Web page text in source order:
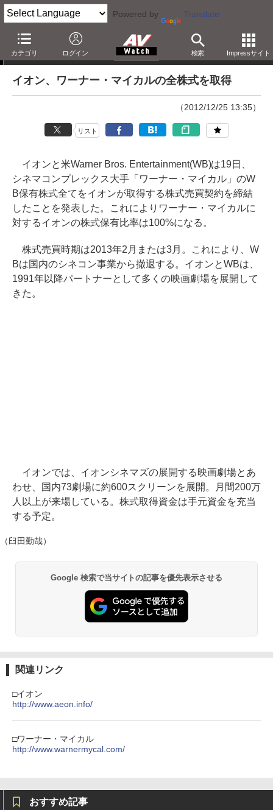
Powered by Translate
カテゴリ ログイン 検索 Impressサイト
ニュース
イオン、ワーナー・マイカルの全株式を取得
（2012/12/25 13:35）
リスト
イオンと米Warner Bros. Entertainment(WB)は19日、
シネマコンプレックス大手「ワーナー・マイカル」のW
B保有株式全てをイオンが取得する株式売買契約を締結
したことを発表した。これによりワーナー・マイカルに
対するイオンの株式保有比率は100%になる。
株式売買時期は2013年2月または3月。これにより、W
Bは国内のシネコン事業から撤退する。イオンとWBは、
1991年以降パートナーとして多くの映画劇場を展開して
きた。
イオンでは、イオンシネマズの展開する映画劇場とあ
わせ、国内73劇場に約600スクリーンを展開。月間200万
人以上が来場している。株式取得資金は手元資金を充当
する予定。
（臼田勤哉）
Google 検索で当サイトの記事を優先表示させる
関連リンク
□イオン
http://www.aeon.info/
□ワーナー・マイカル
http://www.warnermycal.com/
おすすめ記事